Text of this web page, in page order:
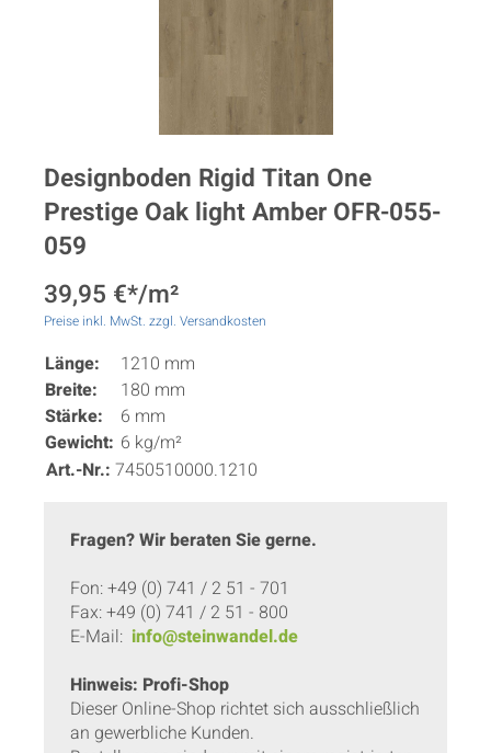
Designboden Rigid Titan One
Prestige Oak light Amber OFR-055-
059
39,95 €*/m²
Preise inkl. MwSt. zzgl. Versandkosten
Länge:
1210 mm
Breite:
180 mm
Stärke:
6 mm
Gewicht: 6 kg/m²
Art.-Nr.: 7450510000.1210
Fragen? Wir beraten Sie gerne.
Fon: +49 (0) 741 / 2 51 - 701
Fax: +49 (0) 741 / 2 51 - 800
E-Mail: info@steinwandel.de
Hinweis: Profi-Shop
Dieser Online-Shop richtet sich ausschließlich
an gewerbliche Kunden.